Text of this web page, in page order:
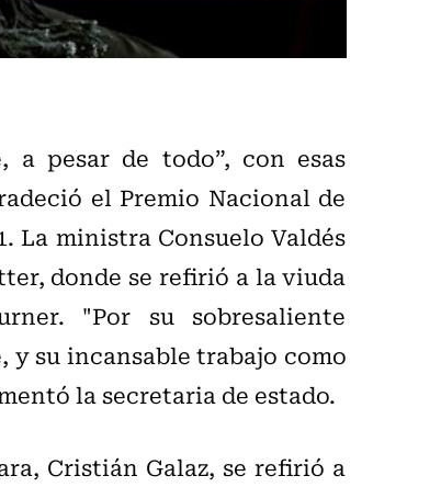
a pesar de todo”, con esas
el Premio Nacional de
La ministra Consuelo Valdés
donde se refirió a la viuda
"Por su sobresaliente
su incansable trabajo como
la secretaria de estado.
Cristián Galaz, se refirió a